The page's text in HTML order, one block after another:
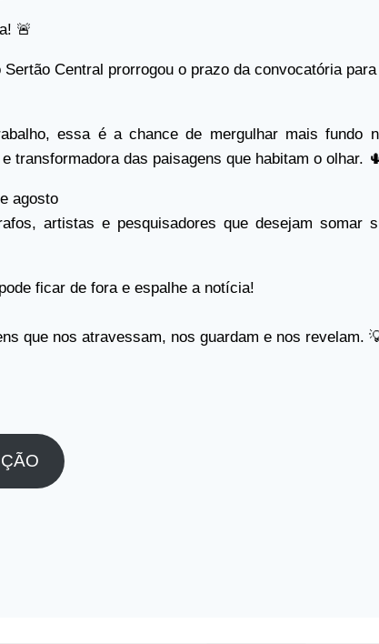
🚨
Central prorrogou o prazo da convocatória para
essa é a chance de mergulhar mais fundo
transformadora das paisagens que habitam o olhar.
agosto
artistas e pesquisadores que desejam somar
ficar de fora e espalhe a notícia!
que nos atravessam, nos guardam e nos revelam.